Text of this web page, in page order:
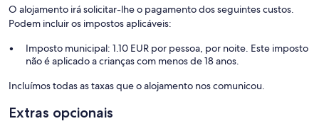
O alojamento irá solicitar-lhe o pagamento dos seguintes custos.
Podem incluir os impostos aplicáveis:
Imposto municipal: 1.10 EUR por pessoa, por noite. Este imposto
não é aplicado a crianças com menos de 18 anos.
Incluímos todas as taxas que o alojamento nos comunicou.
Extras opcionais